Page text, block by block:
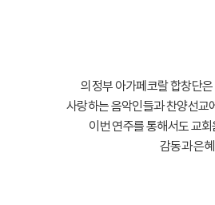
의정부 아가페코랄 합창단
사랑하는 음악인들과 찬양선교
이번 연주를 통해서도 교
감동과 은